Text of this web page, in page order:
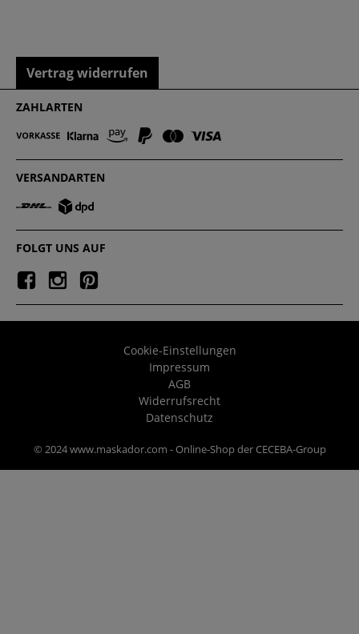
Vertrag widerrufen
ZAHLARTEN
VERSANDARTEN
FOLGT UNS AUF
Cookie-Einstellungen
Impressum
AGB
Widerrufsrecht
Datenschutz
© 2024 www.maskador.com - Online-Shop der CECEBA-Group